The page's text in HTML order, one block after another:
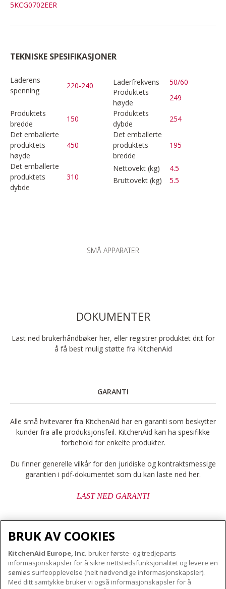
5KCG0702EER
TEKNISKE SPESIFIKASJONER
Laderens
spenning
220-240 Laderfrekvens
50/60
Produktets
høyde
249
Produktets
bredde
150
Produktets
dybde
254
Det emballerte
produktets
høyde
450
Det emballerte
produktets
bredde
195
Det emballerte
produktets
dybde
310
Nettovekt (kg)
4.5
Bruttovekt (kg)
5.5
SMÅ APPARATER
DOKUMENTER
Last ned brukerhåndbøker her, eller registrer produktet ditt for
å få best mulig støtte fra KitchenAid
GARANTI
Alle små hvitevarer fra KitchenAid har en garanti som beskytter
kunder fra alle produksjonsfeil. KitchenAid kan ha spesifikke
forbehold for enkelte produkter.
Du finner generelle vilkår for den juridiske og kontraktsmessige
garantien i pdf-dokumentet som du kan laste ned her.
LAST NED GARANTI
OM KITCHENAID
Merkets kjerne
Merkehistorie
VÅRE PRODUKTER
BRUK AV COOKIES
KitchenAid Europe, Inc. bruker første- og tredjeparts
informasjonskapsler for å sikre nettstedsfunksjonalitet og levere en
sømløs surfeopplevelse (helt nødvendige informasjonskapsler).
Med ditt samtykke bruker vi også informasjonskapsler for å